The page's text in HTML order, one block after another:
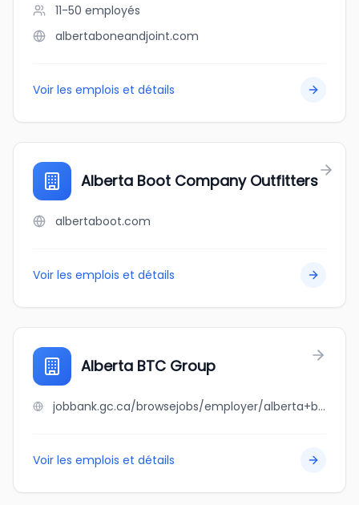
11-50 employés
albertaboneandjoint.com
Voir les emplois et détails
Alberta Boot Company Outfitters
albertaboot.com
Voir les emplois et détails
Alberta BTC Group
jobbank.gc.ca/browsejobs/employer/alberta+btc+group/ca
Voir les emplois et détails